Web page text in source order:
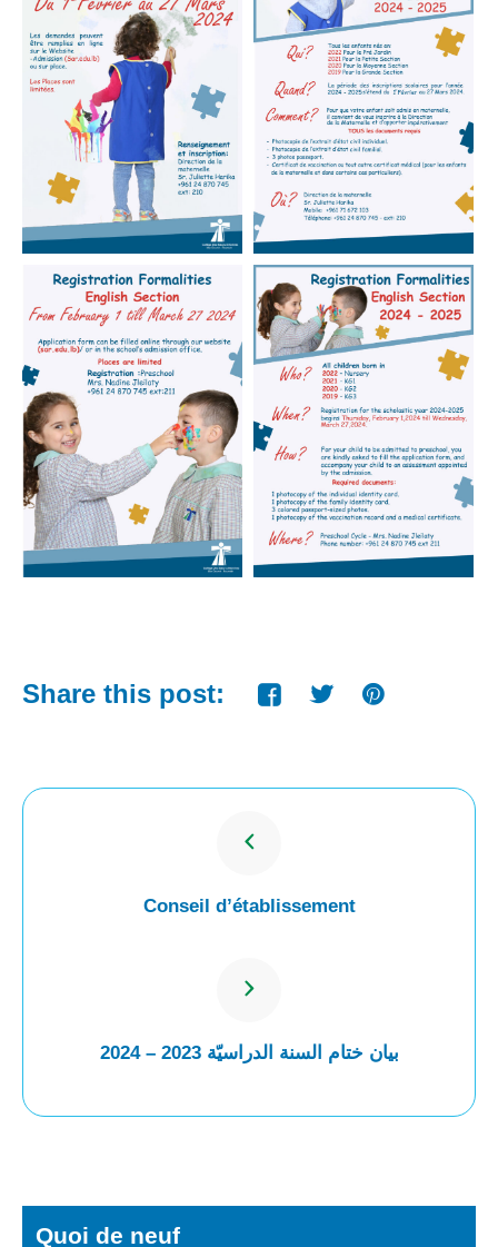
Share this post:
Conseil d’établissement
بيان ختام السنة الدراسيّة 2023 – 2024
Quoi de neuf